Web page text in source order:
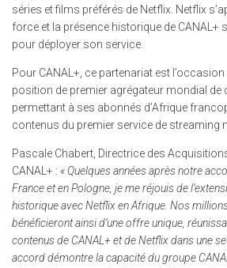
séries et films préférés de Netflix. Netflix
force et la présence historique de CANAL+
pour déployer son service.
Pour CANAL+, ce partenariat est
position de premier agrégateur mondial de
permettant à ses abonnés d’Afrique
contenus du premier service de streaming
Pascale Chabert, Directrice des
CANAL+ : « Quelques années après notre
France et en Pologne, je me réjouis de
historique avec Netflix en Afrique. Nos
bénéficieront ainsi d’une offre unique,
contenus de CANAL+ et de Netflix dans une
accord démontre la capacité du groupe